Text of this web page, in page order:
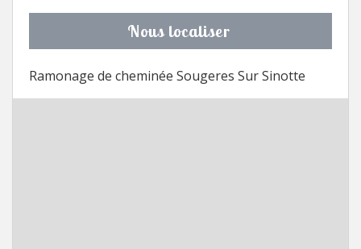
Nous localiser
Ramonage de cheminée Sougeres Sur Sinotte